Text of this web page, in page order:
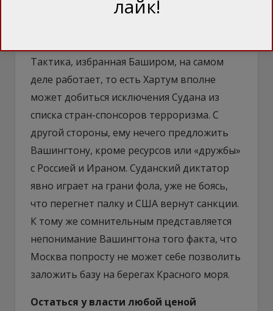
от Штатов на противоракетные
Тактика, избранная Баширом, на самом
деле работает, то есть Хартум вполне
может добиться исключения Судана из
списка стран-спонсоров терроризма. С
другой стороны, ему нечего предложить
Вашингтону, кроме ресурсов или «дружбы»
с Россией и Ираном. Суданский диктатор
явно играет на грани фола, уже не боясь,
что перегнет палку и США вернут санкции.
К тому же сомнительным представляется
непонимание Вашингтона того факта, что
Москва попросту не может себе позволить
заложить базу на берегах Красного моря.
Остаться у власти любой ценой
лайк!